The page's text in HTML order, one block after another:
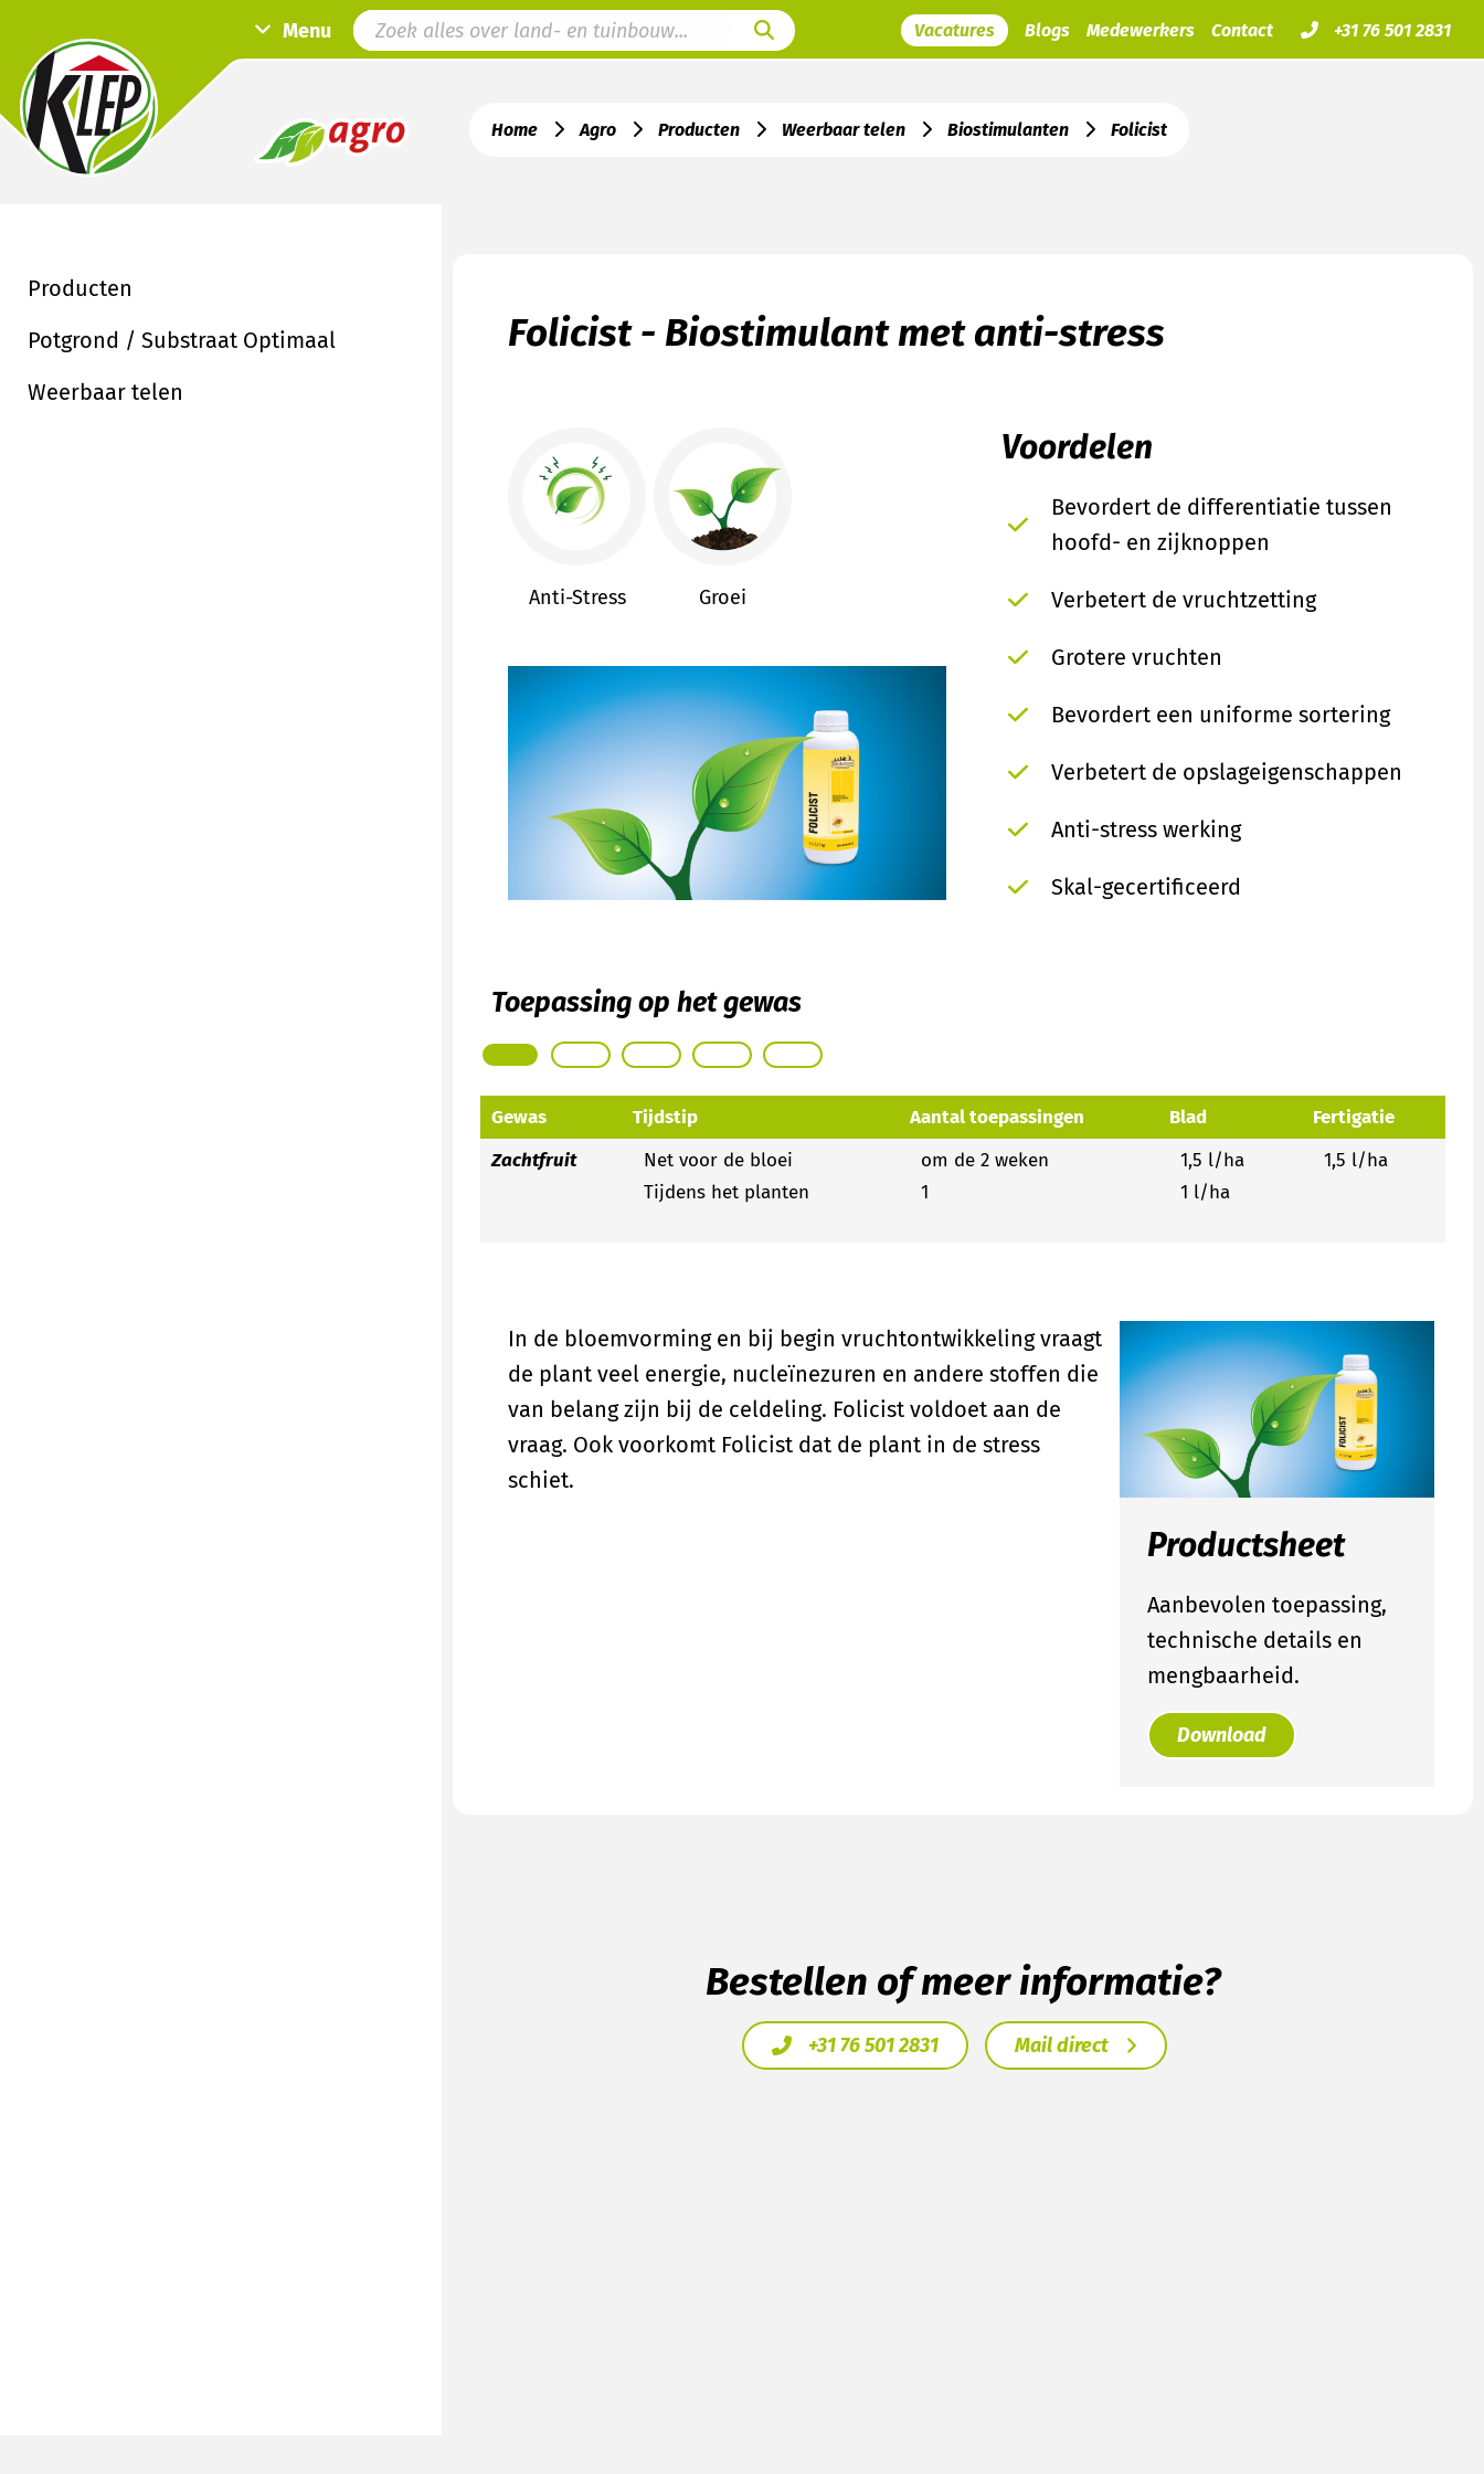
Menu Vacatures Blogs Medewerkers Contact +31 76 501 2831
Home Agro Producten Weerbaar telen Biostimulanten Folicist
Producten
Potgrond / Substraat Optimaal
Weerbaar telen
Folicist - Biostimulant met anti-stress
Anti-Stress Groei
Voordelen
Bevordert de differentiatie tussen
hoofd- en zijknoppen
Verbetert de vruchtzetting
Grotere vruchten
Bevordert een uniforme sortering
Verbetert de opslageigenschappen
Anti-stress werking
Skal-gecertificeerd
Toepassing op het gewas
Gewas Tijdstip Aantal toepassingen Blad
Fertigatie
Zachtfruit
Net voor de bloei
Tijdens het planten
om de 2 weken
1
1,5 l/ha
1 l/ha
1,5 l/ha
In de bloemvorming en bij begin vruchtontwikkeling vraagt
de plant veel energie, nucleïnezuren en andere stoffen die
van belang zijn bij de celdeling. Folicist voldoet aan de
vraag. Ook voorkomt Folicist dat de plant in de stress
schiet.
Productsheet
Aanbevolen toepassing,
technische details en
mengbaarheid.
Download
Bestellen of meer informatie?
+31 76 501 2831 Mail direct